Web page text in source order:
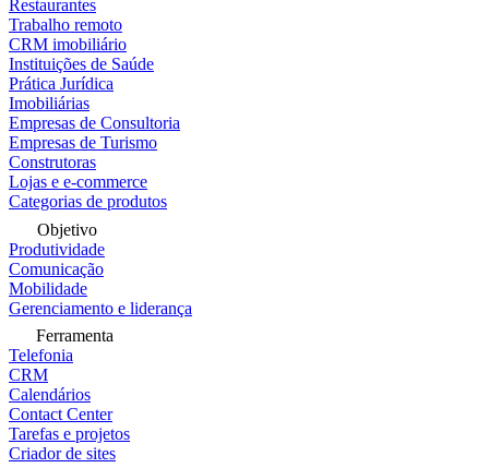
Restaurantes
Trabalho remoto
CRM imobiliário
Instituições de Saúde
Prática Jurídica
Imobiliárias
Empresas de Consultoria
Empresas de Turismo
Construtoras
Lojas e e-commerce
Categorias de produtos
Objetivo
Produtividade
Comunicação
Mobilidade
Gerenciamento e liderança
Ferramenta
Telefonia
CRM
Calendários
Contact Center
Tarefas e projetos
Criador de sites